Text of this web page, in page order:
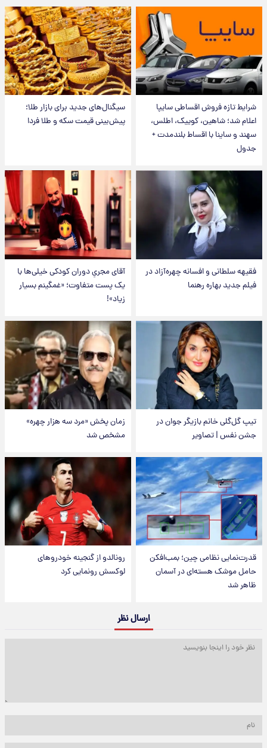
شرایط تازه فروش اقساطی سایپا
اعلام شد؛ شاهین، کوییک، اطلس،
سهند و ساینا با اقساط بلندمدت +
جدول
سیگنال‌های جدید برای بازار طلا؛
پیش‌بینی قیمت سکه و طلا فردا
فقیهه سلطانی و افسانه چهره‌آزاد در
فیلم جدید بهاره رهنما
آقای مجریِ دوران کودکی خیلی‌ها با
یک پست متفاوت؛ «غمگینم بسیار
زیاد»!
تیپ گل‌گلی خانم بازیگر جوان در
جشن نفس | تصاویر
زمان پخش «مرد سه هزار چهره»
مشخص شد
قدرت‌نمایی نظامی چین؛ بمب‌افکن
حامل موشک هسته‌ای در آسمان
ظاهر شد
رونالدو از گنجینه خودروهای
لوکسش رونمایی کرد
ارسال نظر